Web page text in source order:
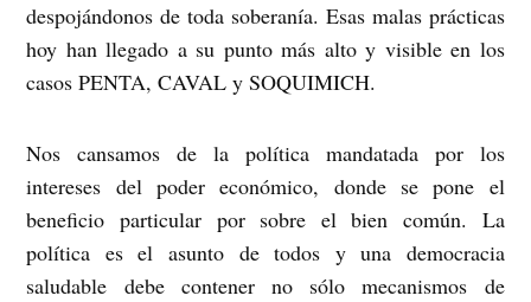
despojándonos de toda soberanía. Esas malas prácticas
hoy han llegado a su punto más alto y visible en los
casos PENTA, CAVAL y SOQUIMICH.
Nos cansamos de la política mandatada por los
intereses del poder económico, donde se pone el
beneficio particular por sobre el bien común. La
política es el asunto de todos y una democracia
saludable debe contener no sólo mecanismos de